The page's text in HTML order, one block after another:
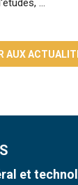
...
AUX
et